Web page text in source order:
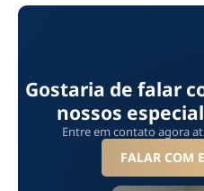
Gostaria de falar
nossos
Entre em contato agora
FALAR COM